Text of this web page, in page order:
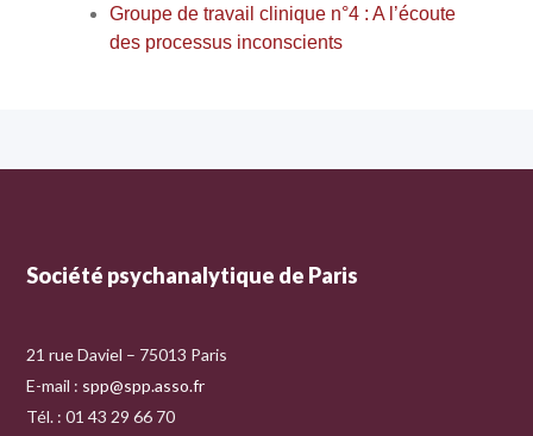
Groupe de travail clinique n°4 : A l’écoute
des processus inconscients
Société psychanalytique de Paris
21 rue Daviel – 75013 Paris
E-mail : spp@spp.asso.fr
Tél. : 01 43 29 66 70